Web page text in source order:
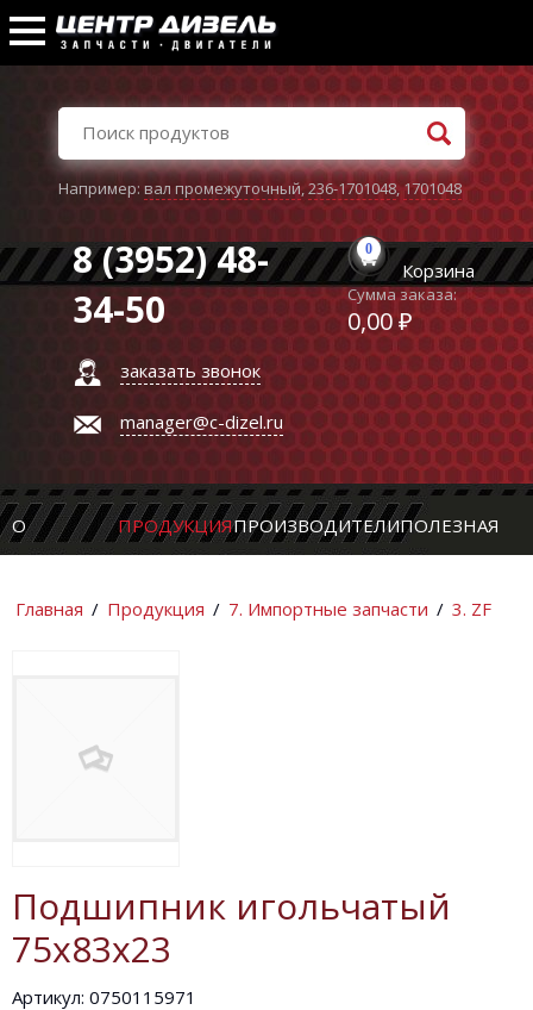
Например:вал промежуточный,236-1701048,1701048
8 (3952) 48-
34-50
заказать звонок
manager@c-dizel.ru
0
Корзина
Сумма заказа:
0,00 ₽
О ПРОДУКЦИЯПРОИЗВОДИТЕЛИПОЛЕЗНАЯ
Главная / Продукция / 7. Импортные запчасти / 3. ZF
Подшипник игольчатый
75х83х23
Артикул: 0750115971